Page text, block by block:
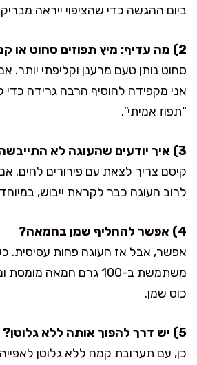
ביום ההגשה כדי שהציפוי ייראה
2) מה עדיף: מיץ תפוזים סחוט או קנוי?
סחוט נותן טעם מרענן וקליפתי יותר.
אני מקפידה להוסיף הרבה גרידה
“תפוז אמיתי”.
3) איך יודעים שהעוגה לא התייבשה?
קיסם צריך לצאת עם פירורים לחים.
לרוב העוגה כבר לקראת ייבוש,
4) אפשר להחליף שמן בחמאה?
אפשר, אבל אז העוגה פחות עסיסית.
כוס שמן.
5) יש דרך להפוך אותה ללא גלוטן?
כן, עם תערובת קמח ללא גלוטן